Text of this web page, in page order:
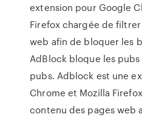
extension pour Google
Firefox chargée de
web afin de bloquer les
AdBlock bloque les
pubs. Adblock est une
Chrome et Mozilla
contenu des pages web